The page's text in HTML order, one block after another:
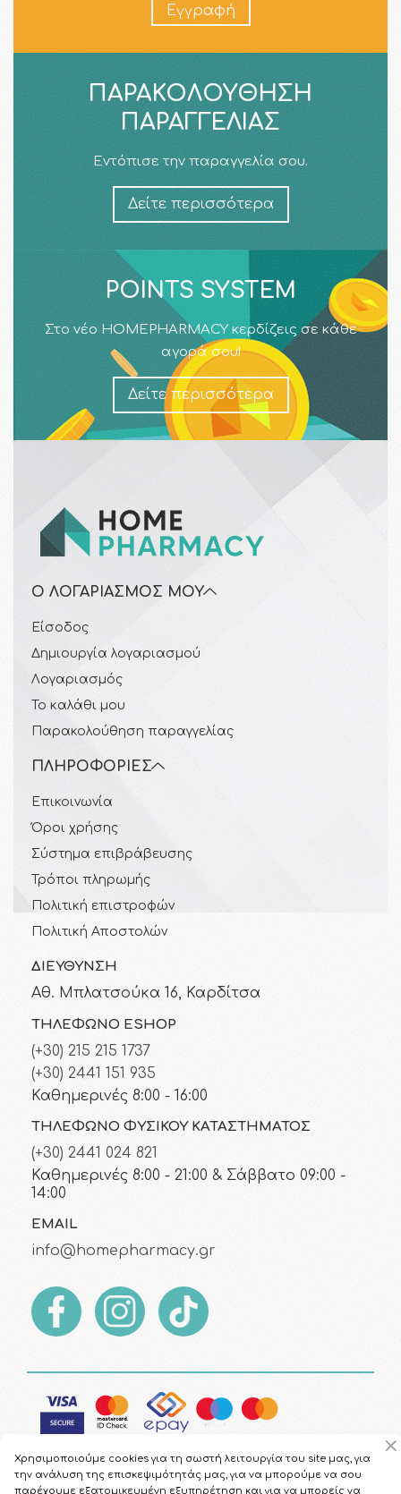
Εγγραφή
ΠΑΡΑΚΟΛΟΎΘΗΣΗ
ΠΑΡΑΓΓΕΛΊΑΣ
Εντόπισε την παραγγελία σου.
Δείτε περισσότερα
POINTS SYSTEM
Στο νέο HOMEPHARMACY κερδίζεις σε κάθε
αγορά σου!
Δείτε περισσότερα
Ο ΛΟΓΑΡΙΑΣΜΌΣ ΜΟΥ
Είσοδος
Δημιουργία λογαριασμού
Λογαριασμός
Το καλάθι μου
Παρακολούθηση παραγγελίας
ΠΛΗΡΟΦΟΡΊΕΣ
Επικοινωνία
Όροι χρήσης
Σύστημα επιβράβευσης
Τρόποι πληρωμής
Πολιτική επιστροφών
Πολιτική Αποστολών
ΔΙΕΎΘΥΝΣΗ
Αθ. Μπλατσούκα 16, Καρδίτσα
ΤΗΛΈΦΩΝΟ ESHOP
(+30) 215 215 1737
(+30) 2441 151 935
Καθημερινές 8:00 - 16:00
ΤΗΛΈΦΩΝΟ ΦΥΣΙΚΟΎ ΚΑΤΑΣΤΉΜΑΤΟΣ
(+30) 2441 024 821
Καθημερινές 8:00 - 21:00 & Σάββατο 09:00 -
14:00
EMAIL
info@homepharmacy.gr
Χρησιμοποιούμε cookies για τη σωστή λειτουργία του site μας, για
την ανάλυση της επισκεψιμότητάς μας, για να μπορούμε να σου
παρέχουμε εξατομικευμένη εξυπηρέτηση και για να μπορείς να